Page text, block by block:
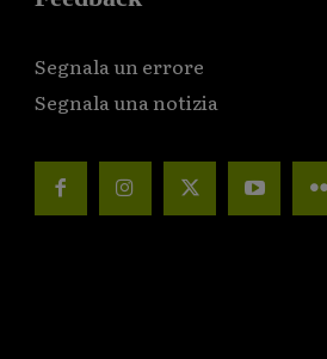
Segnala un errore
Segnala una notizia